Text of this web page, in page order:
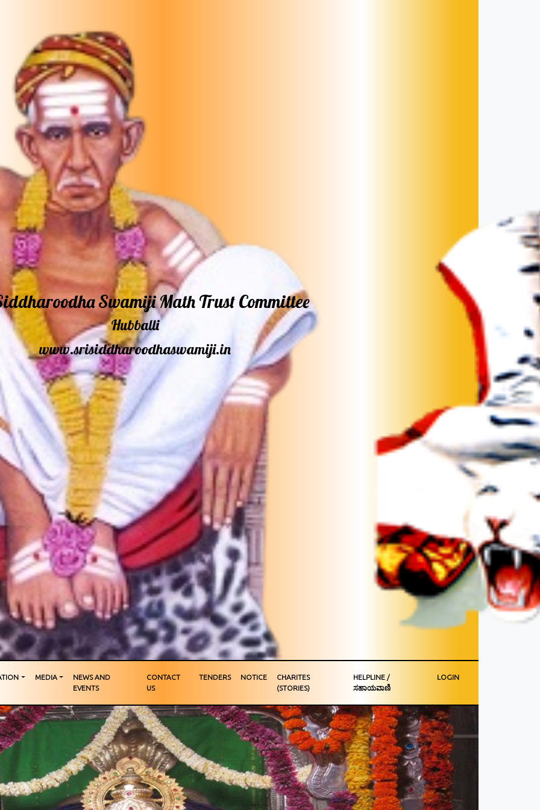
SwamijiMath Trust Committee
Hubballi
www.srisiddharoodhaswamiji.in
MEDIA
NEWS AND
EVENTS
CONTACT
US
TENDERS NOTICE
CHARITES
(STORIES)
HELPLINE /
ಸಹಾಯವಾಣಿ
LOGIN